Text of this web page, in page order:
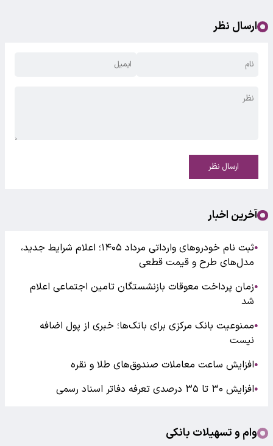
ارسال نظر
ارسال نظر
آخرین اخبار
●
ثبت نام خودروهای وارداتی مرداد ۱۴۰۵؛ اعلام شرایط جدید،
مدل‌های طرح و قیمت قطعی
●زمان پرداخت معوقات بازنشستگان تامین اجتماعی اعلام
شد
●ممنوعیت بانک مرکزی برای بانک‌ها؛ خبری از پول اضافه
نیست
●افزایش ساعت معاملات صندوق‌های طلا و نقره
●افزایش ۳۰ تا ۳۵ درصدی تعرفه دفاتر اسناد رسمی
وام و تسهیلات بانکی